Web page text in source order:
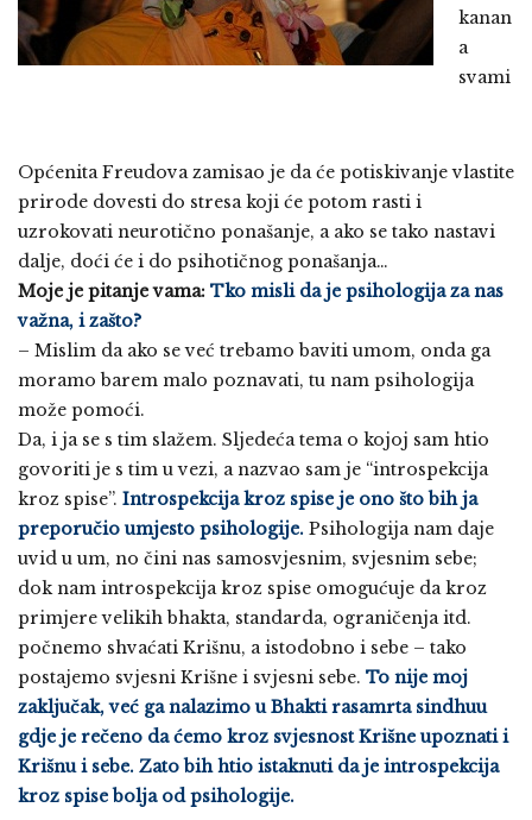
kanan
a
svami
Općenita Freudova zamisao je da će potiskivanje vlastite
prirode dovesti do stresa koji će potom rasti i
uzrokovati neurotično ponašanje, a ako se tako nastavi
dalje, doći će i do psihotičnog ponašanja…
Moje je pitanje vama: Tko misli da je psihologija za nas
važna, i zašto?
– Mislim da ako se već trebamo baviti umom, onda ga
moramo barem malo poznavati, tu nam psihologija
može pomoći.
Da, i ja se s tim slažem. Sljedeća tema o kojoj sam htio
govoriti je s tim u vezi, a nazvao sam je “introspekcija
kroz spise”. Introspekcija kroz spise je ono što bih ja
preporučio umjesto psihologije. Psihologija nam daje
uvid u um, no čini nas samosvjesnim, svjesnim sebe;
dok nam introspekcija kroz spise omogućuje da kroz
primjere velikih bhakta, standarda, ograničenja itd.
počnemo shvaćati Krišnu, a istodobno i sebe – tako
postajemo svjesni Krišne i svjesni sebe. To nije moj
zaključak, već ga nalazimo u Bhakti rasamrta sindhuu
gdje je rečeno da ćemo kroz svjesnost Krišne upoznati i
Krišnu i sebe. Zato bih htio istaknuti da je introspekcija
kroz spise bolja od psihologije.